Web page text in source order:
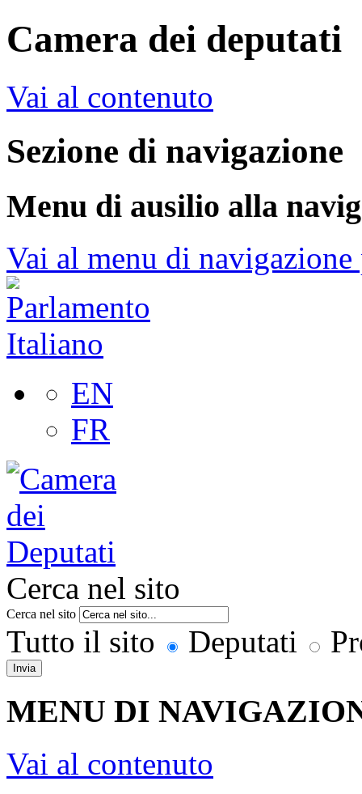
Camera dei deputati
Vai al contenuto
Sezione di navigazione
Menu di ausilio alla
Vai al menu di
EN
FR
Cerca nel sito
Cerca nel sito
Tutto il sito Deputati
Invia
MENU DI
Vai al contenuto